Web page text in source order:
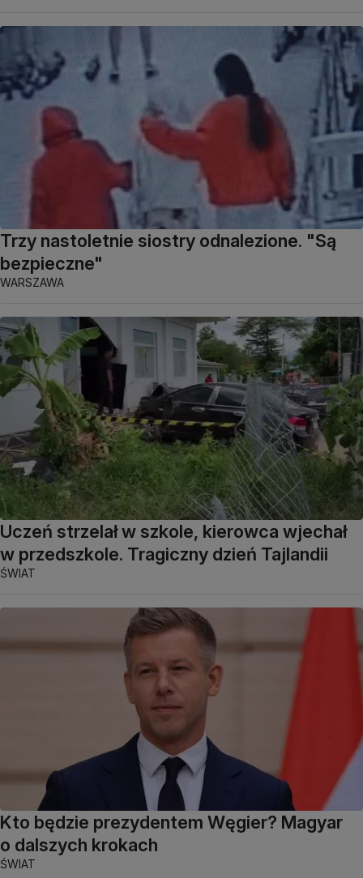
Trzy nastoletnie siostry odnalezione. "Są
bezpieczne"
WARSZAWA
Uczeń strzelał w szkole, kierowca wjechał
w przedszkole. Tragiczny dzień Tajlandii
ŚWIAT
Kto będzie prezydentem Węgier? Magyar
o dalszych krokach
ŚWIAT